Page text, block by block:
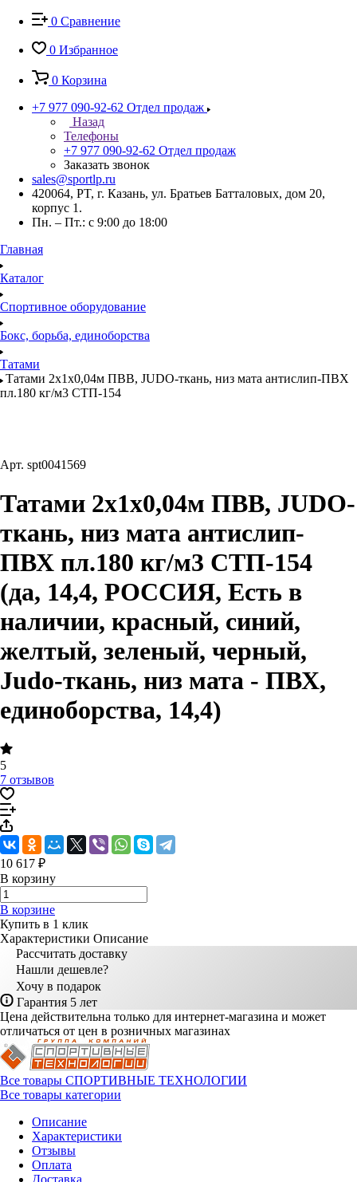
0 Сравнение
0 Избранное
0 Корзина
+7 977 090-92-62 Отдел продаж
Назад
Телефоны
+7 977 090-92-62 Отдел продаж
Заказать звонок
sales@sportlp.ru
420064, PT, г. Казань, ул. Братьев Батталовых, дом 20,
корпус 1.
Пн. – Пт.: с 9:00 до 18:00
Главная
Каталог
Спортивное оборудование
Бокс, борьба, единоборства
Татами
Татами 2х1х0,04м ПВВ, JUDO-ткань, низ мата антислип-ПВХ
пл.180 кг/м3 СТП-154
Арт. spt0041569
Татами 2х1х0,04м ПВВ, JUDO-
ткань, низ мата антислип-
ПВХ пл.180 кг/м3 СТП-154
(да, 14,4, РОССИЯ, Есть в
наличии, красный, синий,
желтый, зеленый, черный,
Judo-ткань, низ мата - ПВХ,
единоборства, 14,4)
5
7 отзывов
10 617 ₽
В корзину
В корзине
Купить в 1 клик
Характеристики Описание
Рассчитать доставку
Нашли дешевле?
Хочу в подарок
Гарантия 5 лет
Цена действительна только для интернет-магазина и может
отличаться от цен в розничных магазинах
Все товары СПОРТИВНЫЕ ТЕХНОЛОГИИ
Все товары категории
Описание
Характеристики
Отзывы
Оплата
Доставка